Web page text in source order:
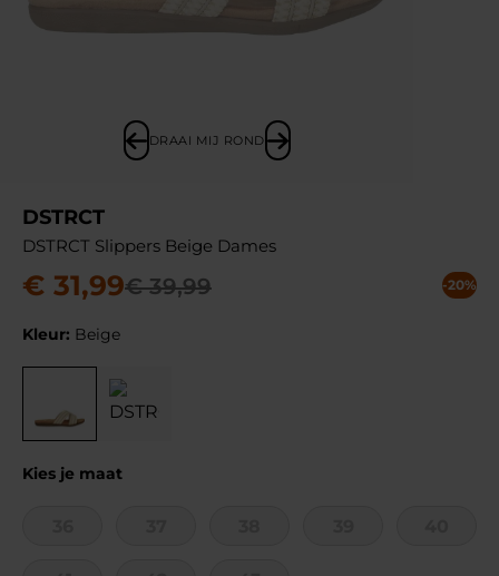
DRAAI MIJ ROND
DSTRCT
DSTRCT Slippers Beige Dames
€ 31,99€ 39,99 -20%
Kleur: Beige
Kies je maat